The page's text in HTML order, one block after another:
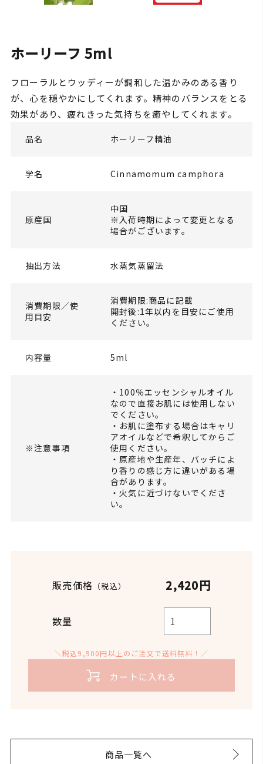
ホーリーフ 5ml
フローラルとウッディーが調和した温かみのある香り
が、心を穏やかにしてくれます。精神のバランスをとる
効果があり、疲れきった気持ちを癒やしてくれます。
品名 ホーリーフ精油
学名 Cinnamomum camphora
原産国
中国
※入荷時期によって変更となる
場合がございます。
抽出方法 水蒸気蒸留法
消費期限／使
用目安
消費期限:商品に記載
開封後:1年以内を目安にご使用
ください。
内容量 5ml
※注意事項
・100％エッセンシャルオイル
なので直接お肌には使用しない
でください。
・お肌に塗布する場合はキャリ
アオイルなどで希釈してからご
使用ください。
・原産地や生産年、バッチによ
り香りの感じ方に違いがある場
合があります。
・火気に近づけないでくださ
い。
販売価格 （税込） 2,420円
数量
＼税込9,900円以上のご注文で送料無料！／
カートに入れる
商品一覧へ